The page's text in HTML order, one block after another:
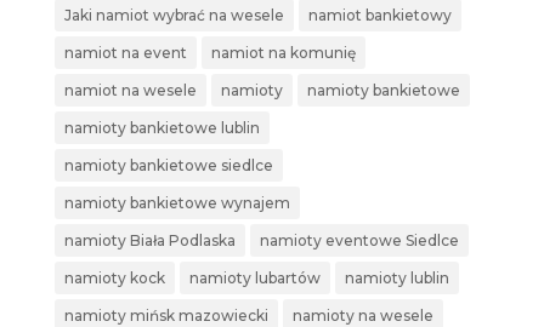
Jaki namiot wybrać na wesele namiot bankietowy
namiot na event namiot na komunię
namiot na wesele namioty namioty bankietowe
namioty bankietowe lublin
namioty bankietowe siedlce
namioty bankietowe wynajem
namioty Biała Podlaska namioty eventowe Siedlce
namioty kock namioty lubartów namioty lublin
namioty mińsk mazowiecki namioty na wesele